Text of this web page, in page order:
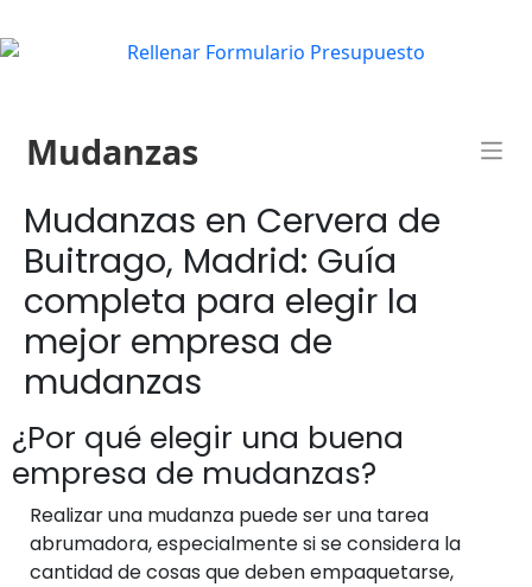
Mudanzas
Mudanzas en Cervera de
Buitrago, Madrid: Guía
completa para elegir la
mejor empresa de
mudanzas
¿Por qué elegir una buena
empresa de mudanzas?
Realizar una mudanza puede ser una tarea
abrumadora, especialmente si se considera la
cantidad de cosas que deben empaquetarse,